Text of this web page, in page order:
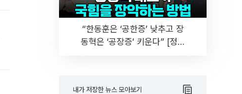
“한동훈은 ‘공한증’ 낮추고 장
동혁은 ‘공장증’ 키운다” [정치
내가 저장한 뉴스 모아보기